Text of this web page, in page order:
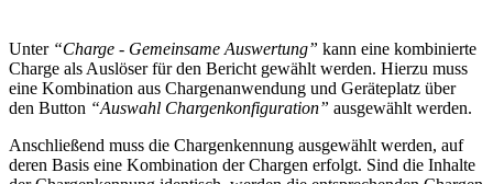
Unter “Charge - Gemeinsame Auswertung” kann eine kombinierte
Charge als Auslöser für den Bericht gewählt werden. Hierzu muss
eine Kombination aus Chargenanwendung und Geräteplatz über
den Button “Auswahl Chargenkonfiguration” ausgewählt werden.
Anschließend muss die Chargenkennung ausgewählt werden, auf
deren Basis eine Kombination der Chargen erfolgt. Sind die Inhalte